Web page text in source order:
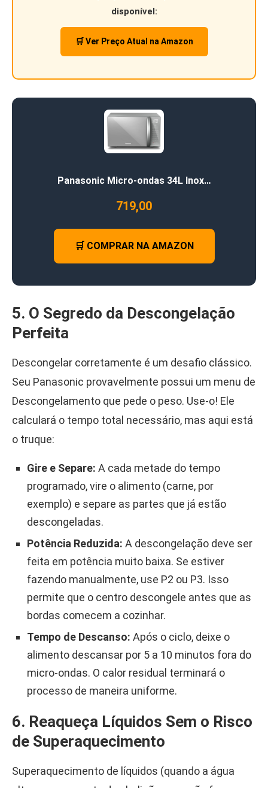
disponível:
🛒 Ver Preço Atual na Amazon
Panasonic Micro-ondas 34L Inox…
719,00
🛒 COMPRAR NA AMAZON
5. O Segredo da Descongelação
Perfeita
Descongelar corretamente é um desafio clássico.
Seu Panasonic provavelmente possui um menu de
Descongelamento que pede o peso. Use-o! Ele
calculará o tempo total necessário, mas aqui está
o truque:
Gire e Separe: A cada metade do tempo
programado, vire o alimento (carne, por
exemplo) e separe as partes que já estão
descongeladas.
Potência Reduzida: A descongelação deve ser
feita em potência muito baixa. Se estiver
fazendo manualmente, use P2 ou P3. Isso
permite que o centro descongele antes que as
bordas comecem a cozinhar.
Tempo de Descanso: Após o ciclo, deixe o
alimento descansar por 5 a 10 minutos fora do
micro-ondas. O calor residual terminará o
processo de maneira uniforme.
6. Reaqueça Líquidos Sem o Risco
de Superaquecimento
Superaquecimento de líquidos (quando a água